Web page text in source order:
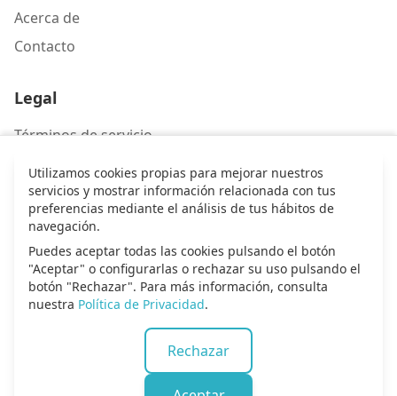
Acerca de
Contacto
Legal
Términos de servicio
Política de privacidad
Contacto
Escríbenos
© 2026 Alma de alabanza. Todos los derechos
reservados.
Utilizamos cookies propias para mejorar nuestros
servicios y mostrar información relacionada con tus
preferencias mediante el análisis de tus hábitos de
navegación.
Puedes aceptar todas las cookies pulsando el botón
"Aceptar" o configurarlas o rechazar su uso pulsando el
botón "Rechazar". Para más información, consulta
nuestra Política de Privacidad.
Rechazar